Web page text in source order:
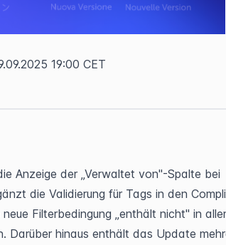
19:00 CET
Anzeige der „Verwaltet von"-Spalte bei
die Validierung für Tags in den
Filterbedingung „enthält nicht" in
Darüber hinaus enthält das Update